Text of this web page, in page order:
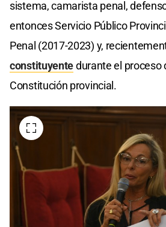
sistema, camarista penal,
entonces Servicio Público
Penal (2017-2023) y,
constituyentedurante el proceso
Constitución provincial.